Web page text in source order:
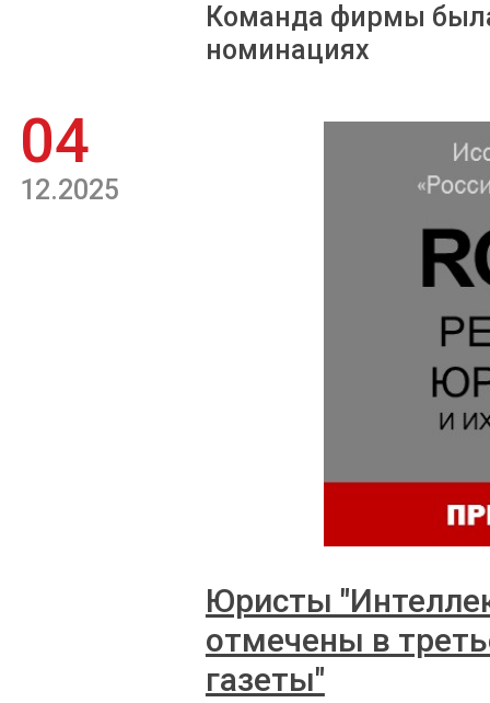
Команда фирмы
номинациях
04
12.2025
Юристы
отмечены в
газеты"